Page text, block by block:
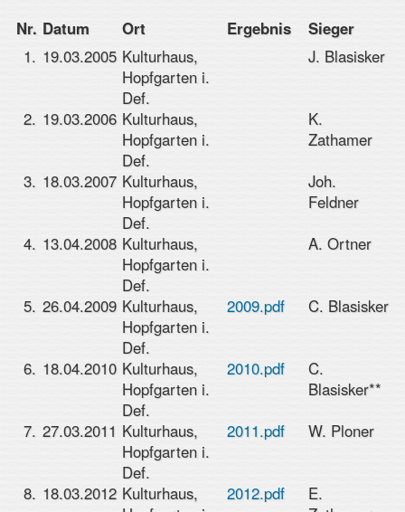
Nr. Datum Ort Ergebnis
Sieger
1. 19.03.2005 Kulturhaus,
Hopfgarten i.
Def.
J. Blasisker
2. 19.03.2006 Kulturhaus,
Hopfgarten i.
Def.
K.
Zathamer
3. 18.03.2007 Kulturhaus,
Hopfgarten i.
Def.
Joh.
Feldner
4. 13.04.2008 Kulturhaus,
Hopfgarten i.
Def.
A. Ortner
5. 26.04.2009 Kulturhaus,
Hopfgarten i.
Def.
2009.pdf C. Blasisker
6. 18.04.2010 Kulturhaus,
Hopfgarten i.
Def.
2010.pdf
C.
Blasisker**
7. 27.03.2011 Kulturhaus,
Hopfgarten i.
Def.
2011.pdf W. Ploner
8. 18.03.2012 Kulturhaus,
2012.pdf
E.